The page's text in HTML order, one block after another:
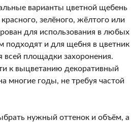
варианты цветной щебень
зелёного, жёлтого или
для использования в любых
подходят и для щебня в цветник
всей площадки захоронения.
к выцветанию декоративный
многие годы, не требуя частой
нужный оттенок и объём, а